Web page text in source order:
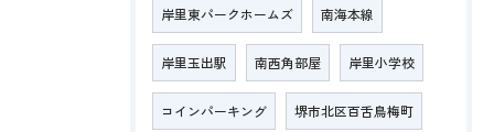
岸里東パークホームズ 南海本線
岸里玉出駅 南西角部屋 岸里小学校
コインパーキング 堺市北区百舌鳥梅町